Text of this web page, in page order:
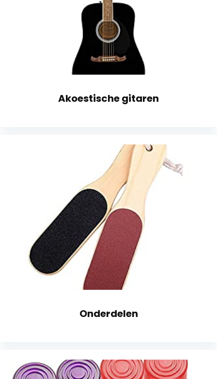
Akoestische gitaren
Onderdelen